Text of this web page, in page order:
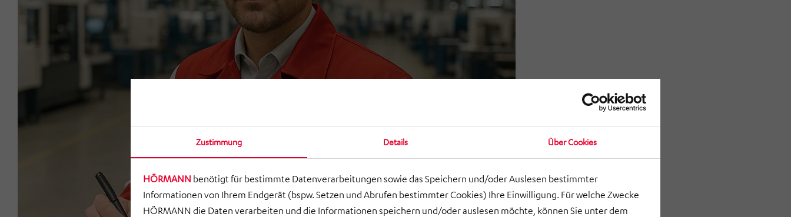
Zustimmung Details Über Cookies
HÖRMANN benötigt für bestimmte Datenverarbeitungen sowie das Speichern und/oder Auslesen bestimmter
Informationen von Ihrem Endgerät (bspw. Setzen und Abrufen bestimmter Cookies) Ihre Einwilligung. Für welche Zwecke
HÖRMANN die Daten verarbeiten und die Informationen speichern und/oder auslesen möchte, können Sie unter dem